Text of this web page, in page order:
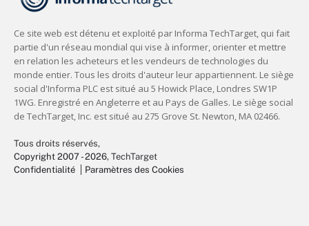
Tous droits réservés,
Copyright 2007 - 2026, TechTarget
Confidentialité
Paramètres des Cookies